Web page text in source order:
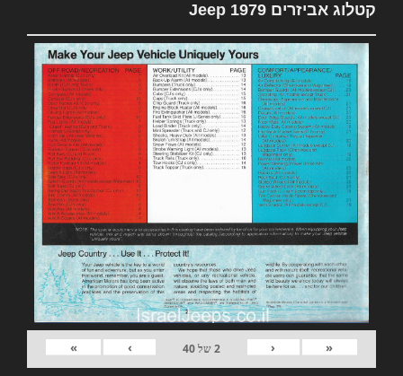
קטלוג אביזרים 1979 Jeep
«
‹
2של40
›
»